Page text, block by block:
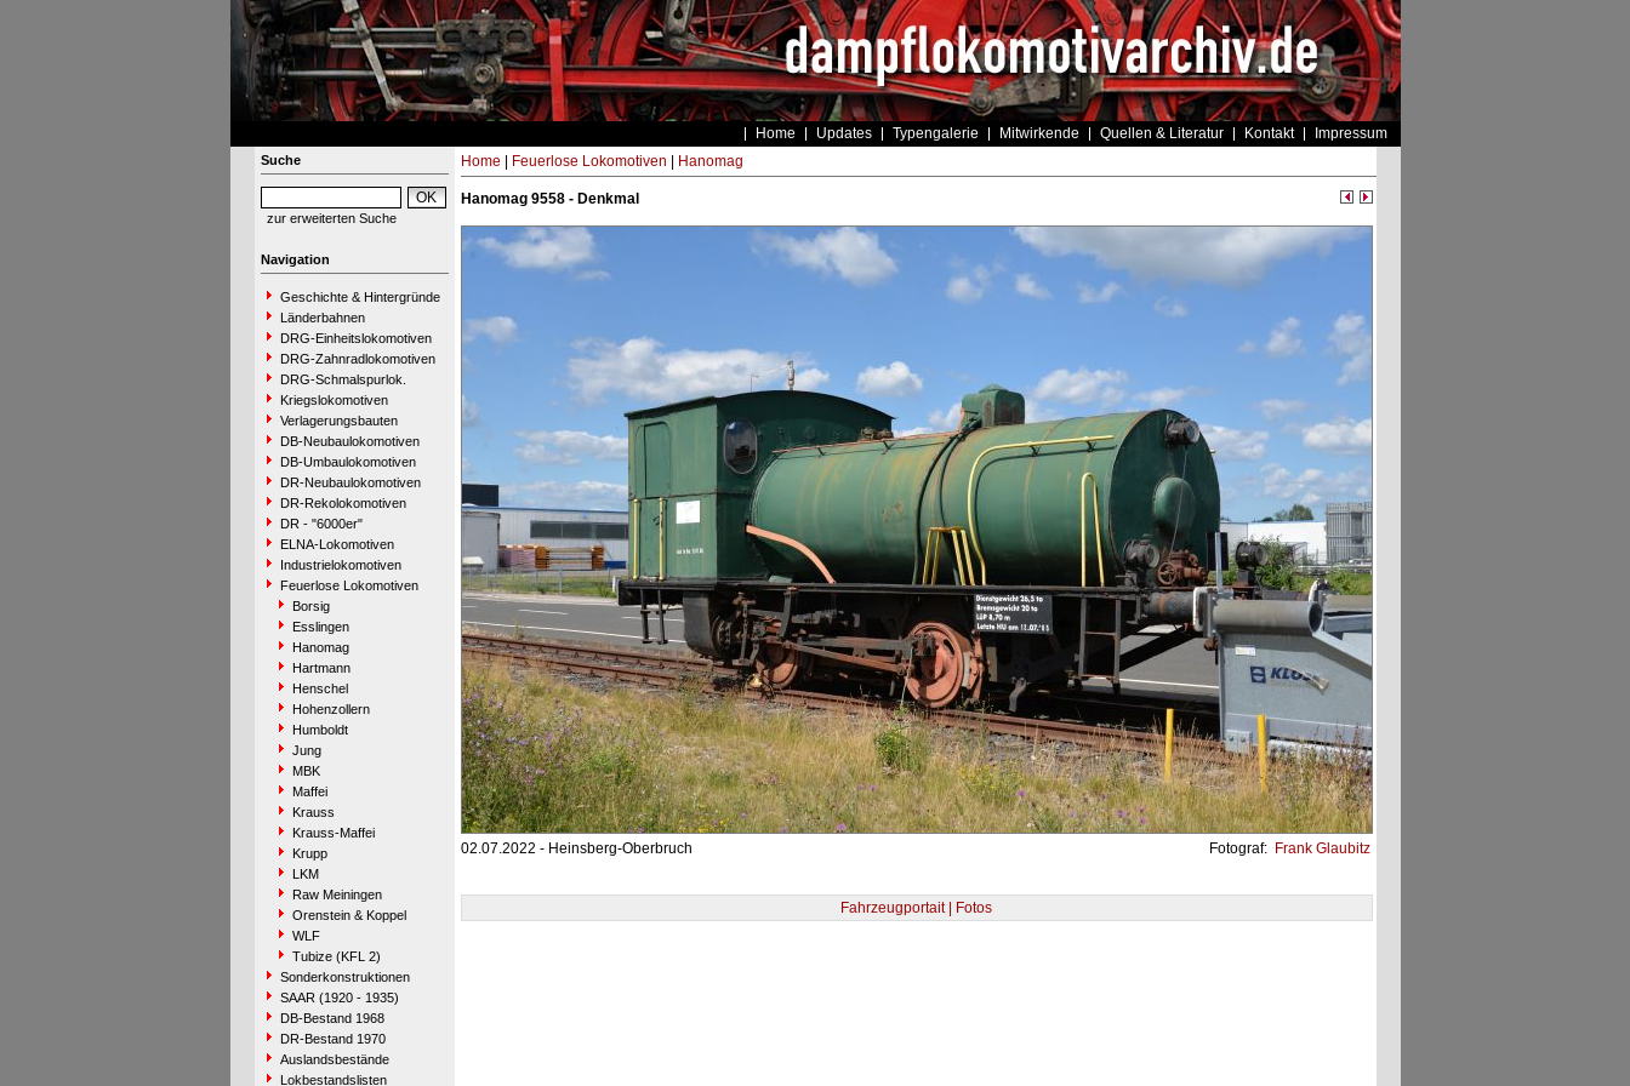
Home Updates Typengalerie Mitwirkende Quellen & Literatur Kontakt Impressum
Suche
zur erweiterten Suche
Navigation
Geschichte & Hintergründe
Länderbahnen
DRG-Einheitslokomotiven
DRG-Zahnradlokomotiven
DRG-Schmalspurlok.
Kriegslokomotiven
Verlagerungsbauten
DB-Neubaulokomotiven
DB-Umbaulokomotiven
DR-Neubaulokomotiven
DR-Rekolokomotiven
DR - "6000er"
ELNA-Lokomotiven
Industrielokomotiven
Feuerlose Lokomotiven
Borsig
Esslingen
Hanomag
Hartmann
Henschel
Hohenzollern
Humboldt
Jung
MBK
Maffei
Krauss
Krauss-Maffei
Krupp
LKM
Raw Meiningen
Orenstein & Koppel
WLF
Tubize (KFL 2)
Sonderkonstruktionen
SAAR (1920 - 1935)
DB-Bestand 1968
DR-Bestand 1970
Auslandsbestände
Lokbestandslisten
Home Feuerlose Lokomotiven Hanomag
Hanomag 9558 - Denkmal
02.07.2022 - Heinsberg-Oberbruch Fotograf: Frank Glaubitz
Fahrzeugportait | Fotos